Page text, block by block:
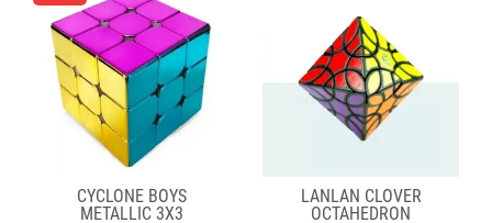
CYCLONE BOYS
METALLIC 3X3
LANLAN CLOVER
OCTAHEDRON